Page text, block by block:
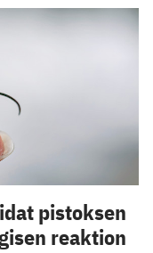
pistoksen
reaktion